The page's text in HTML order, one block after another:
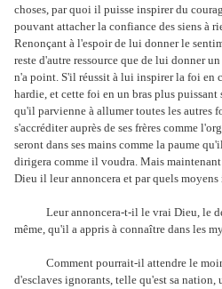
choses, par quoi il puisse inspirer du
pouvant attacher la confiance des siens à
Renonçant à l'espoir de lui donner le
reste d'autre ressource que de lui donner
n'a point. S'il réussit à lui inspirer la foi en
hardie, et cette foi en un bras plus
qu'il parvienne à allumer toutes les autres
s'accréditer auprès de ses frères comme
seront dans ses mains comme la paume
dirigera comme il voudra. Mais
Dieu il leur annoncera et par quels
Leur annoncera-t-il le vrai Dieu, le
même, qu'il a appris à connaître dans les
Comment pourrait-il attendre le
d'esclaves ignorants, telle qu'est sa